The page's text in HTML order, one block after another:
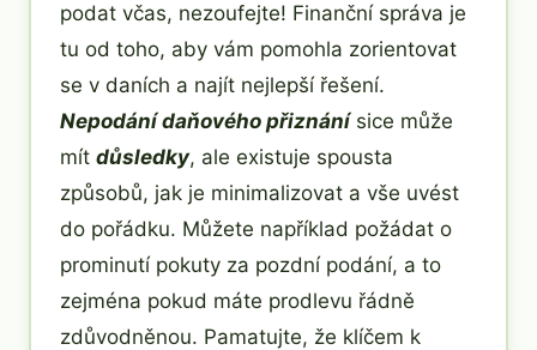
podat včas, nezoufejte! Finanční správa je
tu od toho, aby vám pomohla zorientovat
se v daních a najít nejlepší řešení.
Nepodání daňového přiznánísice může
mít důsledky, ale existuje spousta
způsobů, jak je minimalizovat a vše uvést
do pořádku. Můžete například požádat o
prominutí pokuty za pozdní podání, a to
zejména pokud máte prodlevu řádně
zdůvodněnou. Pamatujte, že klíčem k